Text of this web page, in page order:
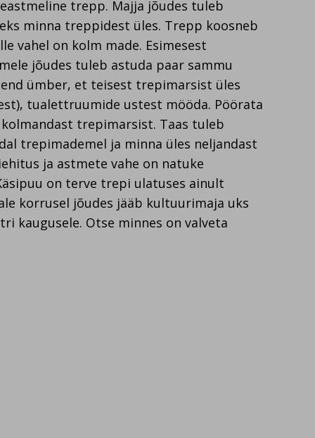
trepp. Majja jõudes tuleb
minna treppidest üles. Trepp koosneb
vahel on kolm made. Esimesest
jõudes tuleb astuda paar sammu
ümber, et teisest trepimarsist üles
tualettruumide ustest mööda. Pöörata
trepimarsist. Taas tuleb
trepimademel ja minna üles neljandast
ja astmete vahe on natuke
on terve trepi ulatuses ainult
korrusel jõudes jääb kultuurimaja uks
kaugusele. Otse minnes on valveta